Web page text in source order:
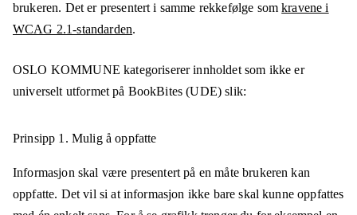
brukeren. Det er presentert i samme rekkefølge somkravene i
WCAG 2.1-standarden.
OSLO KOMMUNE kategoriserer innholdet som ikke er
universelt utformet på BookBites (UDE) slik:
Prinsipp 1. Mulig å oppfatte
Informasjon skal være presentert på en måte brukeren kan
oppfatte. Det vil si at informasjon ikke bare skal kunne oppfattes